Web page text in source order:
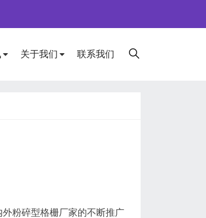
关于我们 联系我们
粉碎型格栅厂家的不断推广